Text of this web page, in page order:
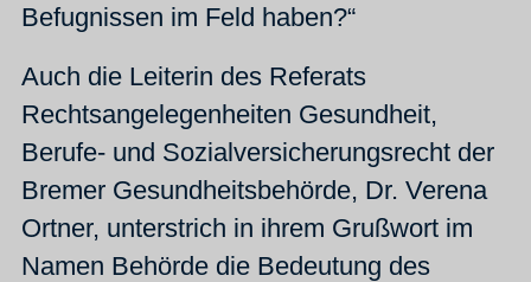
Befugnissen im Feld haben?“
Auch die Leiterin des Referats
Rechtsangelegenheiten Gesundheit,
Berufe- und Sozialversicherungsrecht der
Bremer Gesundheitsbehörde, Dr. Verena
Ortner, unterstrich in ihrem Grußwort im
Namen Behörde die Bedeutung des